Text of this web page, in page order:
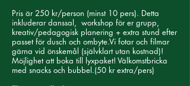
Pris är 250 kr/person (minst 10 pers). Detta
inkluderar danssal, workshop för er grupp,
kreativ/pedagogisk planering + extra stund efter
passet för dusch och ombyte.Vi fotar och filmar
gärna vid önskemål (självklart utan kostnad)!
Möjlighet att boka till lyxpaket! Välkomstbricka
med snacks och bubbel.(50 kr extra/pers)